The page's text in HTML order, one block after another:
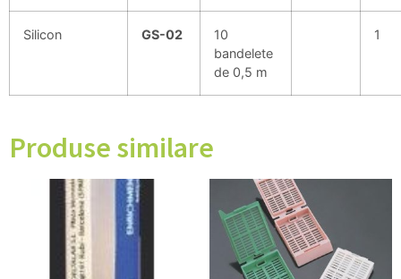
Silicon GS-02
10
bandelete
de 0,5 m
1
Produse similare